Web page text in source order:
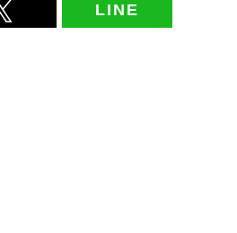
LINE